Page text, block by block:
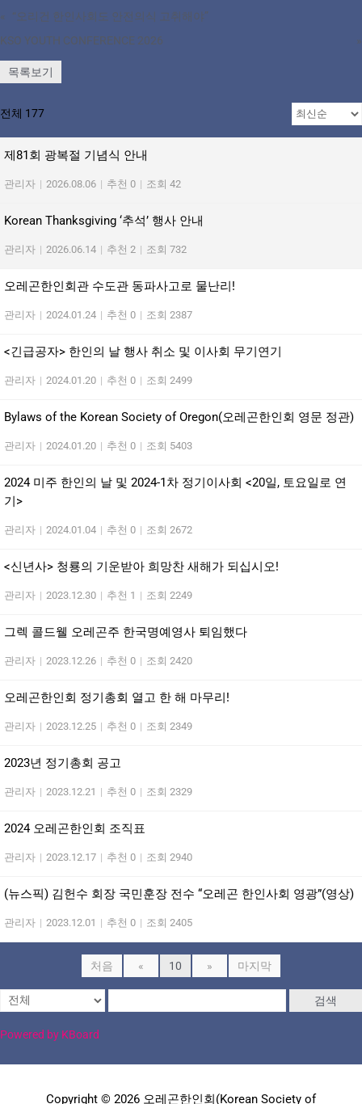
«
“오리건 한인사회도 안전의식 고취해야”
KSO YOUTH CONFERENCE 2026
»
목록보기
전체 177
제81회 광복절 기념식 안내
관리자 | 2026.08.06 | 추천 0 | 조회 42
Korean Thanksgiving ‘추석’ 행사 안내
관리자 | 2026.06.14 | 추천 2 | 조회 732
오레곤한인회관 수도관 동파사고로 물난리!
관리자 | 2024.01.24 | 추천 0 | 조회 2387
<긴급공자> 한인의 날 행사 취소 및 이사회 무기연기
관리자 | 2024.01.20 | 추천 0 | 조회 2499
Bylaws of the Korean Society of Oregon(오레곤한인회 영문 정관)
관리자 | 2024.01.20 | 추천 0 | 조회 5403
2024 미주 한인의 날 및 2024-1차 정기이사회 <20일, 토요일로 연
기>
관리자 | 2024.01.04 | 추천 0 | 조회 2672
<신년사> 청룡의 기운받아 희망찬 새해가 되십시오!
관리자 | 2023.12.30 | 추천 1 | 조회 2249
그렉 콜드웰 오레곤주 한국명예영사 퇴임했다
관리자 | 2023.12.26 | 추천 0 | 조회 2420
오레곤한인회 정기총회 열고 한 해 마무리!
관리자 | 2023.12.25 | 추천 0 | 조회 2349
2023년 정기총회 공고
관리자 | 2023.12.21 | 추천 0 | 조회 2329
2024 오레곤한인회 조직표
관리자 | 2023.12.17 | 추천 0 | 조회 2940
(뉴스픽) 김헌수 회장 국민훈장 전수 “오레곤 한인사회 영광”(영상)
관리자 | 2023.12.01 | 추천 0 | 조회 2405
처음 « 10 » 마지막
검색
Powered by KBoard
Copyright © 2026 오레곤한인회(Korean Society of